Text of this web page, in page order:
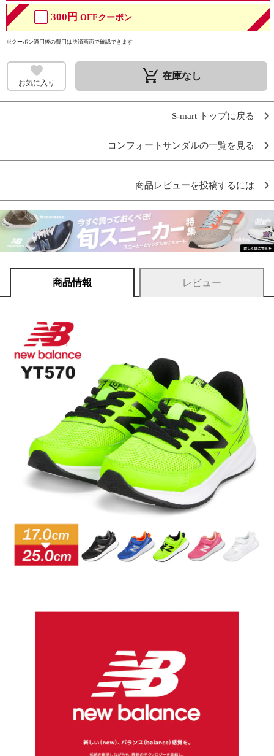
300円 OFFクーポン
※クーポン適用後の費用は決済画面で確認できます
お気に入り remove_shopping_cart 在庫なし
S-mart トップに戻る
コンフォートサンダルの一覧を見る
商品レビューを投稿するには
商品情報 レビュー